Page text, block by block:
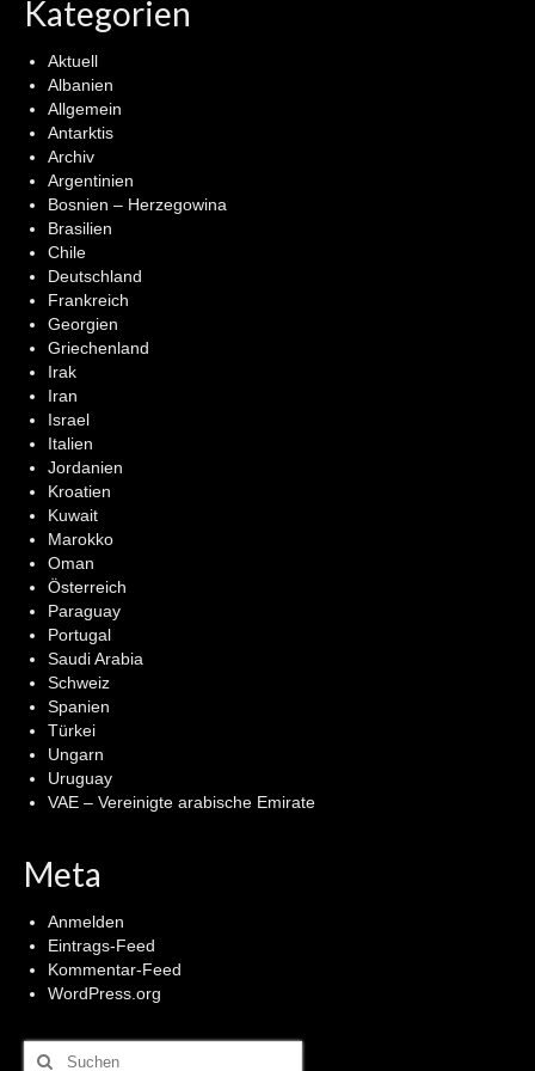
Kategorien
Aktuell
Albanien
Allgemein
Antarktis
Archiv
Argentinien
Bosnien – Herzegowina
Brasilien
Chile
Deutschland
Frankreich
Georgien
Griechenland
Irak
Iran
Israel
Italien
Jordanien
Kroatien
Kuwait
Marokko
Oman
Österreich
Paraguay
Portugal
Saudi Arabia
Schweiz
Spanien
Türkei
Ungarn
Uruguay
VAE – Vereinigte arabische Emirate
Meta
Anmelden
Eintrags-Feed
Kommentar-Feed
WordPress.org
Suchen